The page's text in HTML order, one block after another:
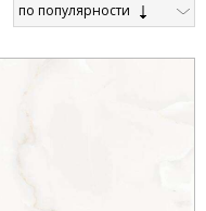
по популярности